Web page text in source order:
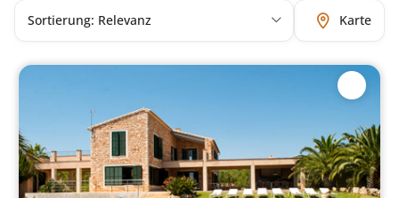
Karte